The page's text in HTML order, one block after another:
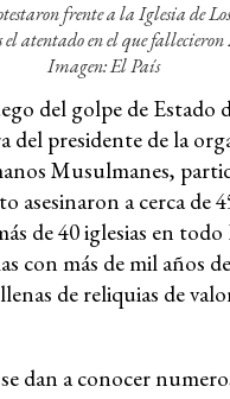
frente a la Iglesia de
atentado en el que fallecieron
Imagen: El País
del golpe de Estado
del presidente de la
Musulmanes,
asesinaron a cerca de
de 40 iglesias en
con más de mil años de
de reliquias de
dan a conocer